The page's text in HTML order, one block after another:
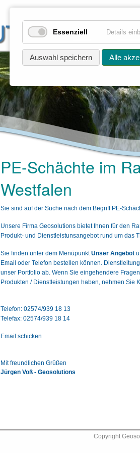
Home
PE-Schächte im
Westfalen
Sie sind auf der Suche nach dem Begriff PE-
Unsere Firma Geosolutions bietet Ihnen für den
Produkt- und Dienstleistunsangebot rund um das
Sie finden unter dem MenüpunktUnser Angebot
Email oder Telefon bestellen können.
unser Portfolio ab. Wenn Sie eingehendere
Produkten / Dienstleistungen haben, nehmen Sie
Telefon: 02574/939 18 13
Telefax: 02574/939 18 14
Email schicken
Mit freundlichen Grüßen
Jürgen Voß - Geosolutions
Copyright
Essenziell Details
Auswahl speichern Alle